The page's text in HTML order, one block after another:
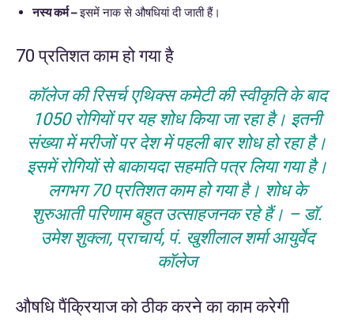
नस्य कर्म –इसमें नाक से औषधियां दी जाती हैं।
70 प्रतिशत काम हो गया है
कॉलेज की रिसर्च एथिक्स कमेटी की स्वीकृति के बाद
1050 रोगियों पर यह शोध किया जा रहा है। इतनी
संख्या में मरीजों पर देश में पहली बार शोध हो रहा है।
इसमें रोगियों से बाकायदा सहमति पत्र लिया गया है।
लगभग 70 प्रतिशत काम हो गया है। शोध के
शुरुआती परिणाम बहुत उत्साहजनक रहे हैं। – डॉ.
उमेश शुक्ला, प्राचार्य, पं. खुशीलाल शर्मा आयुर्वेद
कॉलेज
औषधि पैंक्रियाज को ठीक करने का काम करेगी